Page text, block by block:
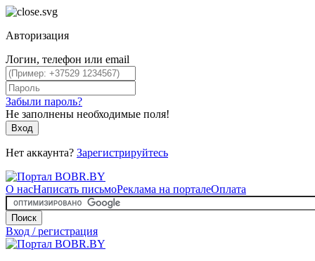
Авторизация
Логин, телефон или email
Забыли пароль?
Не заполнены необходимые поля!
Вход
Нет аккаунта? Зарегистрируйтесь
О насНаписать письмоРеклама на порталеОплата
Поиск
Вход / регистрация